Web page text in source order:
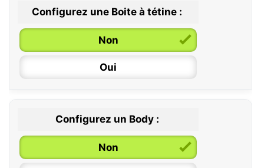
Configurez une Boite à tétine :
Non
Oui
Configurez un Body :
Non